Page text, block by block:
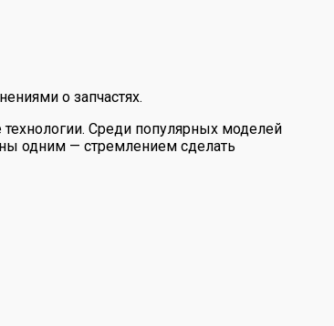
о запчастях.
Среди популярных моделей
одним — стремлением сделать